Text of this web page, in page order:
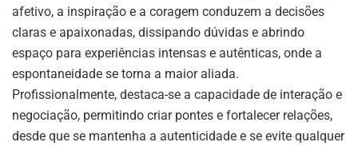
afetivo, a inspiração e a coragem conduzem a decisões
claras e apaixonadas, dissipando dúvidas e abrindo
espaço para experiências intensas e autênticas, onde a
espontaneidade se torna a maior aliada.
Profissionalmente, destaca-se a capacidade de interação e
negociação, permitindo criar pontes e fortalecer relações,
desde que se mantenha a autenticidade e se evite qualquer